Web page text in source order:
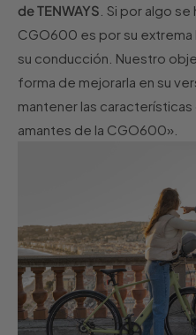
de TENWAYS . Si por algo
CGO600 es por su extrema
su conducción. Nuestro
forma de mejorarla en su
mantener las
amantes de la CGO600».